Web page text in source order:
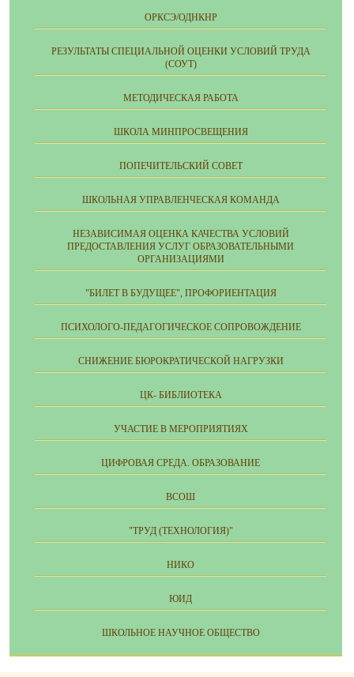
ОРКСЭ/ОДНКНР
РЕЗУЛЬТАТЫ СПЕЦИАЛЬНОЙ ОЦЕНКИ УСЛОВИЙ ТРУДА
(СОУТ)
МЕТОДИЧЕСКАЯ РАБОТА
ШКОЛА МИНПРОСВЕЩЕНИЯ
ПОПЕЧИТЕЛЬСКИЙ СОВЕТ
ШКОЛЬНАЯ УПРАВЛЕНЧЕСКАЯ КОМАНДА
НЕЗАВИСИМАЯ ОЦЕНКА КАЧЕСТВА УСЛОВИЙ
ПРЕДОСТАВЛЕНИЯ УСЛУГ ОБРАЗОВАТЕЛЬНЫМИ
ОРГАНИЗАЦИЯМИ
"БИЛЕТ В БУДУЩЕЕ", ПРОФОРИЕНТАЦИЯ
ПСИХОЛОГО-ПЕДАГОГИЧЕСКОЕ СОПРОВОЖДЕНИЕ
СНИЖЕНИЕ БЮРОКРАТИЧЕСКОЙ НАГРУЗКИ
ЦК- БИБЛИОТЕКА
УЧАСТИЕ В МЕРОПРИЯТИЯХ
ЦИФРОВАЯ СРЕДА. ОБРАЗОВАНИЕ
ВСОШ
"ТРУД (ТЕХНОЛОГИЯ)"
НИКО
ЮИД
ШКОЛЬНОЕ НАУЧНОЕ ОБЩЕСТВО